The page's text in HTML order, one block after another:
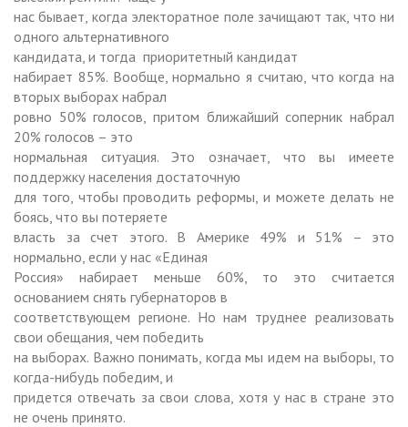
нас бывает, когда электоратное поле зачищают так, что ни
одного альтернативного
кандидата, и тогда приоритетный кандидат
набирает 85%. Вообще, нормально я считаю, что когда на
вторых выборах набрал
ровно 50% голосов, притом ближайший соперник набрал
20% голосов – это
нормальная ситуация. Это означает, что вы имеете
поддержку населения достаточную
для того, чтобы проводить реформы, и можете делать не
боясь, что вы потеряете
власть за счет этого. В Америке 49% и 51% – это
нормально, если у нас «Единая
Россия» набирает меньше 60%, то это считается
основанием снять губернаторов в
соответствующем регионе. Но нам труднее реализовать
свои обещания, чем победить
на выборах. Важно понимать, когда мы идем на выборы, то
когда-нибудь победим, и
придется отвечать за свои слова, хотя у нас в стране это
не очень принято.